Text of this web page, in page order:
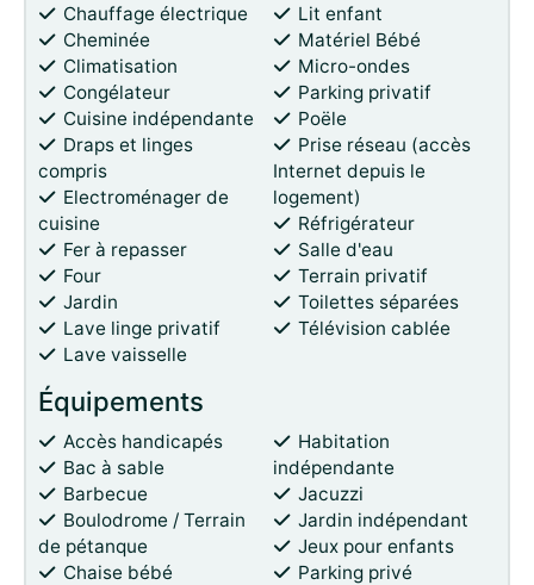
Chauffage électrique
Cheminée
Climatisation
Congélateur
Cuisine indépendante
Draps et linges
compris
Electroménager de
cuisine
Fer à repasser
Four
Jardin
Lave linge privatif
Lave vaisselle
Lit enfant
Matériel Bébé
Micro-ondes
Parking privatif
Poële
Prise réseau (accès
Internet depuis le
logement)
Réfrigérateur
Salle d'eau
Terrain privatif
Toilettes séparées
Télévision cablée
Équipements
Accès handicapés
Bac à sable
Barbecue
Boulodrome / Terrain
de pétanque
Chaise bébé
Habitation
indépendante
Jacuzzi
Jardin indépendant
Jeux pour enfants
Parking privé